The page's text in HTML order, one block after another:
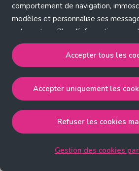
comportement de navigation,
modèles et personnalise ses
entre autres. Plus d'informations sur
Cliquez sur 'Gestion des cookies par
Notre politique de cookies
Accepter tous les cookies
strictement nécessaires,
publicité ciblée.
Accepter uniquement les cookies
les cookies strictement nécessaires.
Accepter tous les
Accepter uniquement les
Refuser les cookies
Gestion des cookies